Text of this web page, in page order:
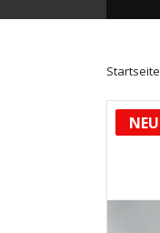
Startseite
NEU